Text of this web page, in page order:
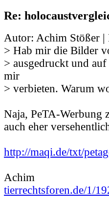
Re:
Autor: Achim Stößer |
> Hab mir die Bilder
> ausgedruckt und
mir
> verbieten. Warum
Naja, PeTA-Werbung
auch eher
http://maqi.de/txt/
Achim
tierrechtsforen.de/1/